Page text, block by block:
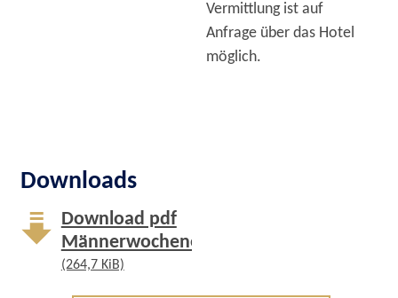
Vermittlung ist auf
Anfrage über das Hotel
möglich.
Downloads
Download pdf
Männerwochenende
(264,7 KiB)